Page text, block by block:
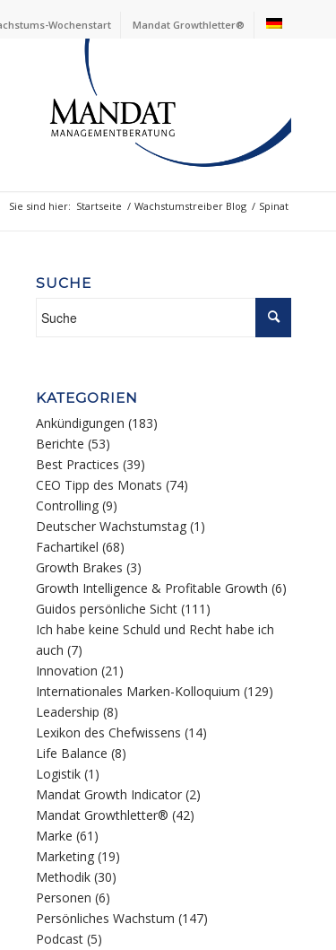
Wochenstart Mandat Growthletter®
Sie sind hier: Startseite / Wachstumstreiber Blog / Spinat
SUCHE
KATEGORIEN
Ankündigungen (183)
Berichte (53)
Best Practices (39)
CEO Tipp des Monats (74)
Controlling (9)
Deutscher Wachstumstag (1)
Fachartikel (68)
Growth Brakes (3)
Growth Intelligence & Profitable Growth (6)
Guidos persönliche Sicht (111)
Ich habe keine Schuld und Recht habe ich
auch (7)
Innovation (21)
Internationales Marken-Kolloquium (129)
Leadership (8)
Lexikon des Chefwissens (14)
Life Balance (8)
Logistik (1)
Mandat Growth Indicator (2)
Mandat Growthletter® (42)
Marke (61)
Marketing (19)
Methodik (30)
Personen (6)
Persönliches Wachstum (147)
Podcast (5)